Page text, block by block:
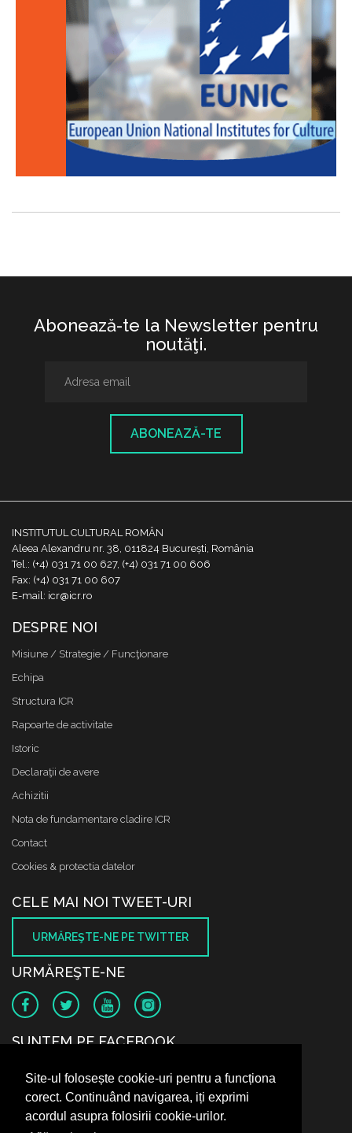
Site-ul folosește cookie-uri pentru a funcționa
corect. Continuând navigarea, iți exprimi
acordul asupra folosirii cookie-urilor.
Abonează-te la Newsletter pentru
noutăţi.
ABONEAZĂ-TE
INSTITUTUL CULTURAL ROMÂN
Aleea Alexandru nr. 38, 011824 București, România
Tel.: (+4) 031 71 00 627, (+4) 031 71 00 606
Fax: (+4) 031 71 00 607
E-mail: icr@icr.ro
DESPRE NOI
Misiune / Strategie / Funcţionare
Echipa
Structura ICR
Rapoarte de activitate
Istoric
Declaraţii de avere
Achizitii
Nota de fundamentare cladire ICR
Contact
Cookies & protectia datelor
CELE MAI NOI TWEET-URI
URMĂREŞTE-NE PE TWITTER
URMĂREŞTE-NE
SUNTEM PE FACEBOOK